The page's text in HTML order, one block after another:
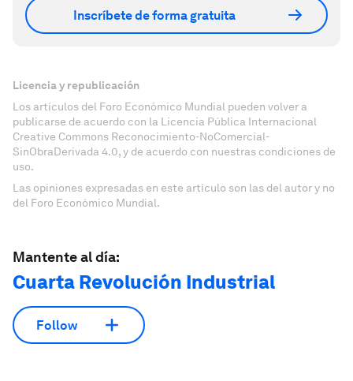
Inscríbete de forma gratuita
Licencia y republicación
Los artículos del Foro Económico Mundial pueden volver a
publicarse de acuerdo con la Licencia Pública Internacional
Creative Commons Reconocimiento-NoComercial-
SinObraDerivada 4.0, y de acuerdo con nuestras condiciones de
uso.
Las opiniones expresadas en este artículo son las del autor y no
del Foro Económico Mundial.
Mantente al día:
Cuarta Revolución Industrial
Follow